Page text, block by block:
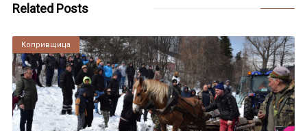
Related Posts
Копривщица